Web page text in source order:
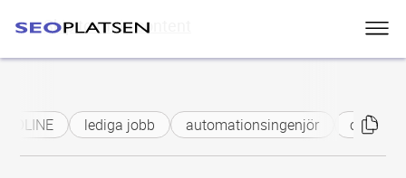
Skip to main content
lediga jobb automationsingenjör